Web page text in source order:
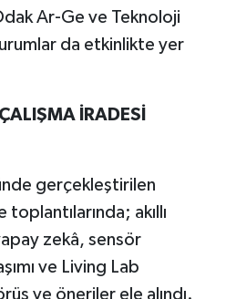
Ar-Ge ve Teknoloji
da etkinlikte yer
İRADESİ
gerçekleştirilen
akıllı
zekâ, sensör
ve Living Lab
ve öneriler ele alındı.